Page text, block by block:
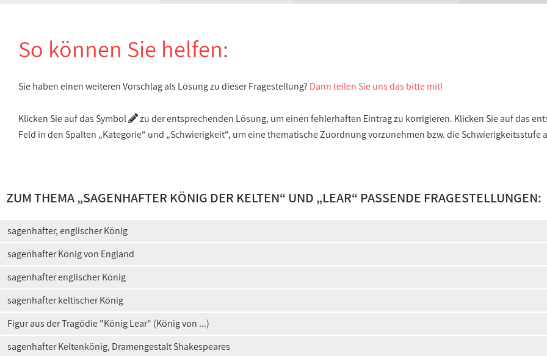
So können Sie helfen:
Sie haben einen weiteren Vorschlag als Lösung zu dieser Fragestellung? Dann teilen Sie uns das bitte mit!
Klicken Sie auf das Symbol
zu der entsprechenden Lösung, um einen fehlerhaften Eintrag zu korrigieren. Klicken Sie auf das
Feld in den Spalten „Kategorie“ und „Schwierigkeit“, um eine thematische Zuordnung vorzunehmen bzw. die Schwierigkeitsstufe
ZUM THEMA „SAGENHAFTER KÖNIG DER KELTEN“ UND „LEAR“ PASSENDE FRAGESTELLUNGEN:
sagenhafter, englischer König
sagenhafter König von England
sagenhafter englischer König
sagenhafter keltischer König
Figur aus der Tragödie "König Lear" (König von ...)
sagenhafter Keltenkönig, Dramengestalt Shakespeares